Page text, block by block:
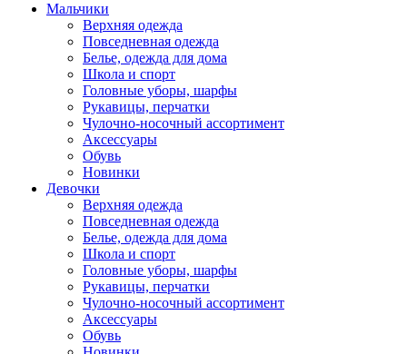
Мальчики
Верхняя одежда
Повседневная одежда
Белье, одежда для дома
Школа и спорт
Головные уборы, шарфы
Рукавицы, перчатки
Чулочно-носочный ассортимент
Аксессуары
Обувь
Новинки
Девочки
Верхняя одежда
Повседневная одежда
Белье, одежда для дома
Школа и спорт
Головные уборы, шарфы
Рукавицы, перчатки
Чулочно-носочный ассортимент
Аксессуары
Обувь